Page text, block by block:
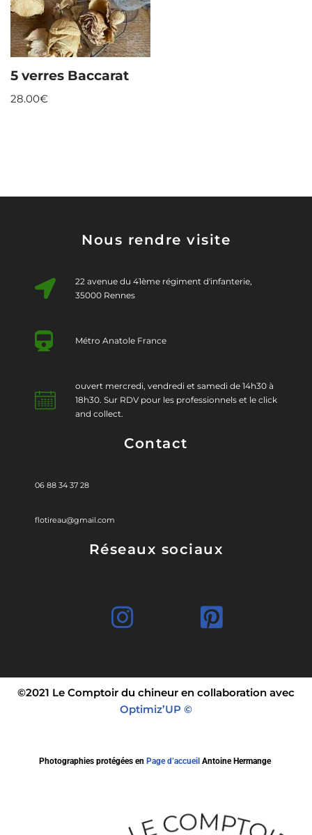
5 verres Baccarat
28.00€
Nous rendre visite
22 avenue du 41ème régiment d'infanterie,
35000 Rennes
Métro Anatole France
ouvert mercredi, vendredi et samedi de 14h30 à
18h30. Sur RDV pour les professionnels et le click
and collect.
Contact
06 88 34 37 28
flotireau@gmail.com
Réseaux sociaux
©2021 Le Comptoir du chineur en collaboration avec
Optimiz’UP ©
Photographies protégées en Page d’accueil Antoine Hermange